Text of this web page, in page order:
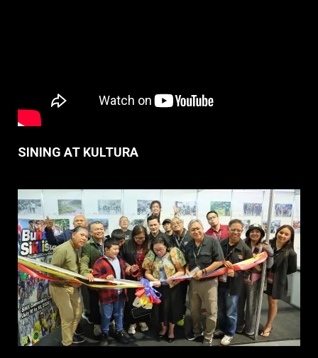
SINING AT KULTURA